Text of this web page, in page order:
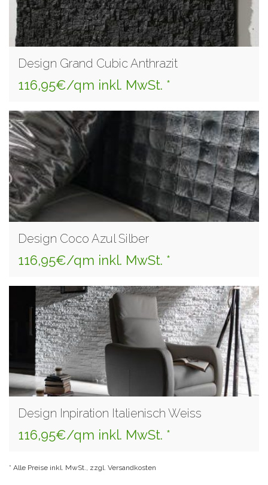
Design Grand Cubic Anthrazit
116,95€/qm inkl. MwSt. *
Design Coco Azul Silber
116,95€/qm inkl. MwSt. *
Design Inpiration Italienisch Weiss
116,95€/qm inkl. MwSt. *
* Alle Preise inkl. MwSt., zzgl. Versandkosten